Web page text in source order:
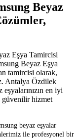
Beyaz
Eşya Tamircisi
Beyaz Eşya
tamircisi olarak,
Antalya Özdilek
en iyi
güvenilir hizmet
beyaz eşyalar
ile profesyonel bir